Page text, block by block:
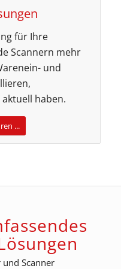
für Ihre
Scannern mehr
und
haben.
...
Scanner